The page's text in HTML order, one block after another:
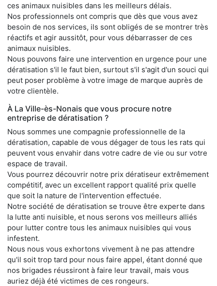
ces animaux nuisibles dans les meilleurs délais.
Nos professionnels ont compris que dès que vous avez
besoin de nos services, ils sont obligés de se montrer très
réactifs et agir aussitôt, pour vous débarrasser de ces
animaux nuisibles.
Nous pouvons faire une intervention en urgence pour une
dératisation s'il le faut bien, surtout s'il s'agit d'un souci qui
peut poser problème à votre image de marque auprès de
votre clientèle.
À La Ville-ès-Nonais que vous procure notre
entreprise de dératisation ?
Nous sommes une compagnie professionnelle de la
dératisation, capable de vous dégager de tous les rats qui
peuvent vous envahir dans votre cadre de vie ou sur votre
espace de travail.
Vous pourrez découvrir notre prix dératiseur extrêmement
compétitif, avec un excellent rapport qualité prix quelle
que soit la nature de l'intervention effectuée.
Notre société de dératisation se trouve être experte dans
la lutte anti nuisible, et nous serons vos meilleurs alliés
pour lutter contre tous les animaux nuisibles qui vous
infestent.
Nous nous vous exhortons vivement à ne pas attendre
qu'il soit trop tard pour nous faire appel, étant donné que
nos brigades réussiront à faire leur travail, mais vous
auriez déjà été victimes de ces rongeurs.